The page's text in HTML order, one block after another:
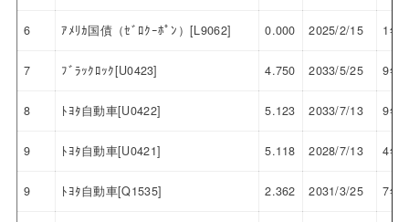
6 ｱﾒﾘｶ国債（ｾﾞﾛｸｰﾎﾟﾝ）[L9062] 0.000 2025/2/15 1年
7 ﾌﾞﾗｯｸﾛｯｸ[U0423] 4.750 2033/5/25 9年
8 ﾄﾖﾀ自動車[U0422] 5.123 2033/7/13 9年
9 ﾄﾖﾀ自動車[U0421] 5.118 2028/7/13 4年
9 ﾄﾖﾀ自動車[Q1535] 2.362 2031/3/25 7年